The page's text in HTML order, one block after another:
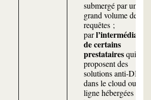
submergé par un
grand volume de
requêtes ;
parl’intermédiaire
de certains
prestatairesqui
proposent des
solutions anti-DDoS
dans le cloud ou en
ligne hébergées sur